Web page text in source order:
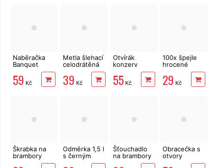
Naběračka
Banquet
Akcent Black
29 cm
59 Kč
Metla šlehací
celodrátěná
nerez
39 Kč
Otvírák
konzerv
55Kč
100x špejle
hrocené
29 Kč
Škrabka na
brambory
UH/nerez
Odměrka 1,5 l
s černým
Šťouchadlo
na brambory
Obracečka s
otvory